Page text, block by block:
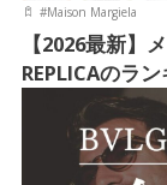
#Maison Margiela
【2026最新】
REPLICAのラ